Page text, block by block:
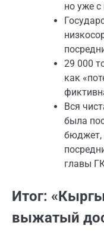
но уже с
29 000
как
Вся
была
бюджет,
главы
Итог:
выжатый